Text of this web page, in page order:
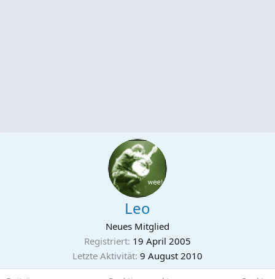
Leo
Neues Mitglied
Registriert 19 April 2005
Letzte Aktivität 9 August 2010